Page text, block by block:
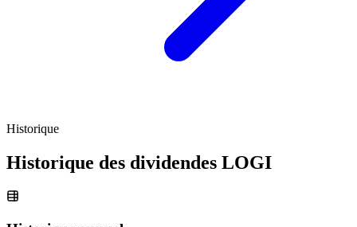
Historique
Historique des dividendes LOGI